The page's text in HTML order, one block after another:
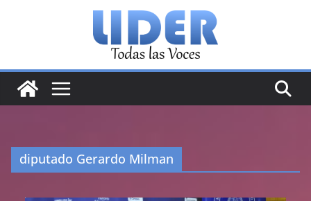
diputado Gerardo Milman